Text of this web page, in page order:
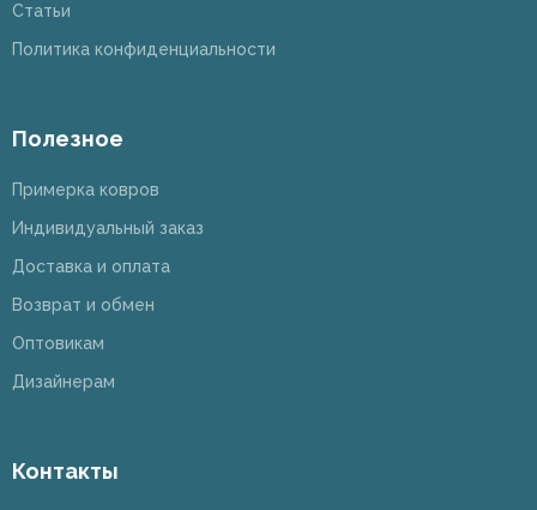
Статьи
Политика конфиденциальности
Полезное
Примерка ковров
Индивидуальный заказ
Доставка и оплата
Возврат и обмен
Оптовикам
Дизайнерам
Контакты